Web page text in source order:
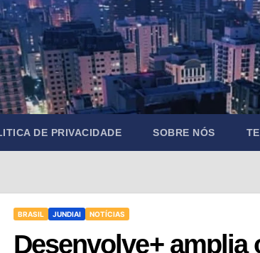
DE PRIVACIDADE SOBRE NÓS
BRASIL JUNDIAI NOTÍCIAS
Desenvolve+